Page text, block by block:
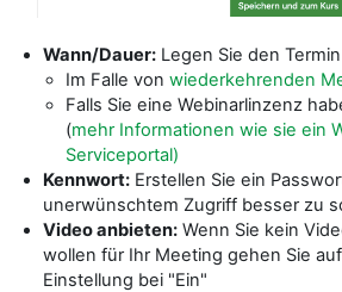
Wann/Dauer: Legen Sie den
Im Falle vonwiederkehrenden
Falls Sie eine Webinarlinzenz
(mehr Informationen wie sie ein
Serviceportal)
Kennwort: Erstellen Sie ein
unerwünschtem Zugriff besser zu
Video anbieten: Wenn Sie kein
wollen für Ihr Meeting gehen Sie
Einstellung bei "Ein"